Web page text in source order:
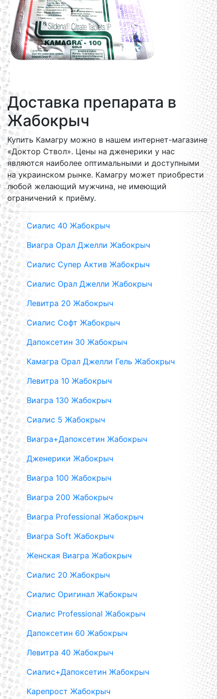
Доставка препарата в
Жабокрыч
Купить Камагру можно в нашем интернет-магазине
«Доктор Ствол». Цены на дженерики у нас
являются наиболее оптимальными и доступными
на украинском рынке. Камагру может приобрести
любой желающий мужчина, не имеющий
ограничений к приёму.
Сиалис 40 Жабокрыч
Виагра Орал Джелли Жабокрыч
Сиалис Супер Актив Жабокрыч
Сиалис Орал Джелли Жабокрыч
Левитра 20 Жабокрыч
Сиалис Софт Жабокрыч
Дапоксетин 30 Жабокрыч
Камагра Орал Джелли Гель Жабокрыч
Левитра 10 Жабокрыч
Виагра 130 Жабокрыч
Сиалис 5 Жабокрыч
Виагра+Дапоксетин Жабокрыч
Дженерики Жабокрыч
Виагра 100 Жабокрыч
Виагра 200 Жабокрыч
Виагра Professional Жабокрыч
Виагра Soft Жабокрыч
Женская Виагра Жабокрыч
Сиалис 20 Жабокрыч
Сиалис Оригинал Жабокрыч
Сиалис Professional Жабокрыч
Дапоксетин 60 Жабокрыч
Левитра 40 Жабокрыч
Сиалис+Дапоксетин Жабокрыч
Карепрост Жабокрыч